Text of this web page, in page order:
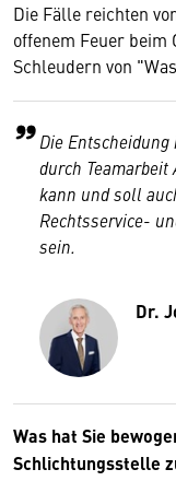
Die Fälle reichten
offenem Feuer beim
Schleudern von
Die
durch Teamarbeit
kann und soll
Rechtsservice-
sein.
Dr.
Was hat Sie
Schlichtungsstelle